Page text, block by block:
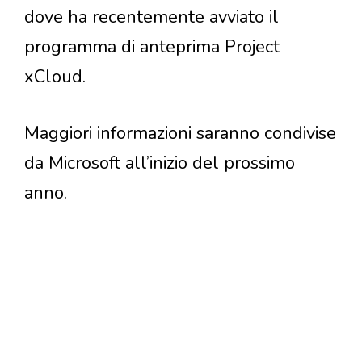
dove ha recentemente avviato il
programma di anteprima Project
xCloud.
Maggiori informazioni saranno condivise
da Microsoft all’inizio del prossimo
anno.